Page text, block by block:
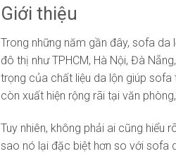
Giới thiệu
Trong những năm gần đây, sofa
đô thị như TPHCM, Hà Nội, Đà
trọng của chất liệu da lộn giúp
còn xuất hiện rộng rãi tại văn
Tuy nhiên, không phải ai cũng hiểu
sao nó lại đặc biệt hơn so với sofa